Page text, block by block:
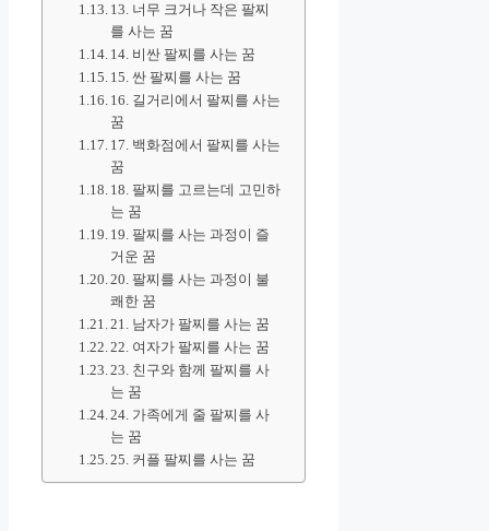
13. 너무 크거나 작은 팔찌
를 사는 꿈
14. 비싼 팔찌를 사는 꿈
15. 싼 팔찌를 사는 꿈
16. 길거리에서 팔찌를 사는
꿈
17. 백화점에서 팔찌를 사는
꿈
18. 팔찌를 고르는데 고민하
는 꿈
19. 팔찌를 사는 과정이 즐
거운 꿈
20. 팔찌를 사는 과정이 불
쾌한 꿈
21. 남자가 팔찌를 사는 꿈
22. 여자가 팔찌를 사는 꿈
23. 친구와 함께 팔찌를 사
는 꿈
24. 가족에게 줄 팔찌를 사
는 꿈
25. 커플 팔찌를 사는 꿈